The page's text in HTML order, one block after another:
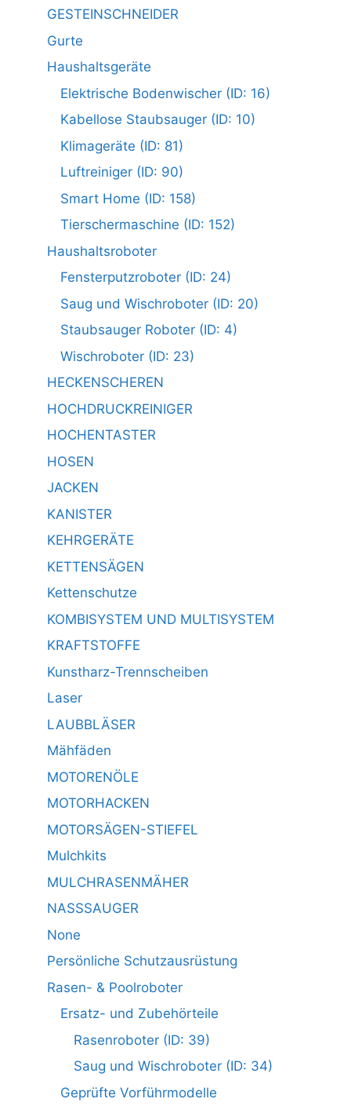
GESTEINSCHNEIDER
Gurte
Haushaltsgeräte
Elektrische Bodenwischer (ID: 16)
Kabellose Staubsauger (ID: 10)
Klimageräte (ID: 81)
Luftreiniger (ID: 90)
Smart Home (ID: 158)
Tierschermaschine (ID: 152)
Haushaltsroboter
Fensterputzroboter (ID: 24)
Saug und Wischroboter (ID: 20)
Staubsauger Roboter (ID: 4)
Wischroboter (ID: 23)
HECKENSCHEREN
HOCHDRUCKREINIGER
HOCHENTASTER
HOSEN
JACKEN
KANISTER
KEHRGERÄTE
KETTENSÄGEN
Kettenschutze
KOMBISYSTEM UND MULTISYSTEM
KRAFTSTOFFE
Kunstharz-Trennscheiben
Laser
LAUBBLÄSER
Mähfäden
MOTORENÖLE
MOTORHACKEN
MOTORSÄGEN-STIEFEL
Mulchkits
MULCHRASENMÄHER
NASSSAUGER
None
Persönliche Schutzausrüstung
Rasen- & Poolroboter
Ersatz- und Zubehörteile
Rasenroboter (ID: 39)
Saug und Wischroboter (ID: 34)
Geprüfte Vorführmodelle